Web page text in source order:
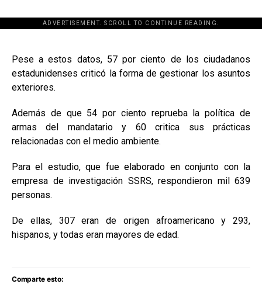
ADVERTISEMENT. SCROLL TO CONTINUE READING.
[adsforwp id="243463"]
Pese a estos datos, 57 por ciento de los ciudadanos
estadunidenses criticó la forma de gestionar los asuntos
exteriores.
Además de que 54 por ciento reprueba la política de
armas del mandatario y 60 critica sus prácticas
relacionadas con el medio ambiente.
Para el estudio, que fue elaborado en conjunto con la
empresa de investigación SSRS, respondieron mil 639
personas.
De ellas, 307 eran de origen afroamericano y 293,
hispanos, y todas eran mayores de edad.
Comparte esto: